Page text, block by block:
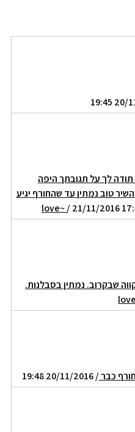
תודה לך על תגובתך היפה
טוב נמתין עד שהחורף יגיע
/ 21/11/2016
שבקרוב. נמתין בסבלנות.
כבר/ 20/11/2016 19:48